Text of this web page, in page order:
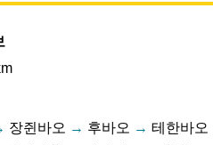
장쥔바오 → 후바오 → 테한바오